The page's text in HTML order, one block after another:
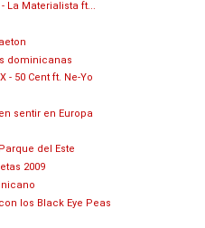
La Materialista ft...
dominicanas
- 50 Cent ft. Ne-Yo
sentir en Europa
del Este
2009
los Black Eye Peas